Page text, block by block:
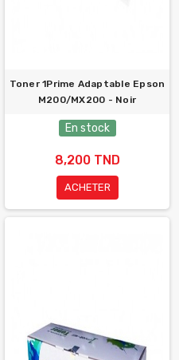
Toner 1Prime Adaptable Epson
M200/MX200 - Noir
En stock
8,200 TND
ACHETER